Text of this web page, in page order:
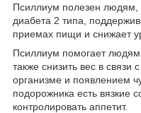
Псиллиум полезен людям,
диабета 2 типа,
приемах пищи и снижает
Псиллиум помогает
также снизить вес в
организме и появлением
подорожника есть вязкие
контролировать аппетит.